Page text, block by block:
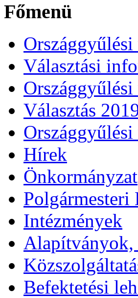
Főmenü
Választási
Választás
Hírek
Önkormányzat
Polgármesteri
Intézmények
Alapítványok,
Befektetési